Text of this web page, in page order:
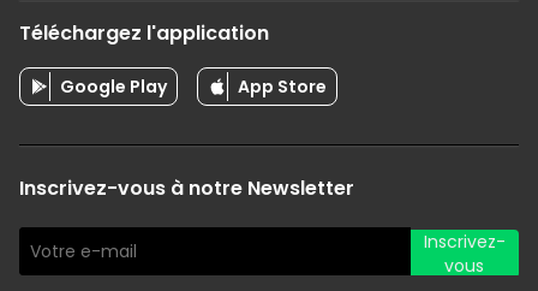
Téléchargez l'application
Google Play App Store
Inscrivez-vous à notre Newsletter
Inscrivez-
vous